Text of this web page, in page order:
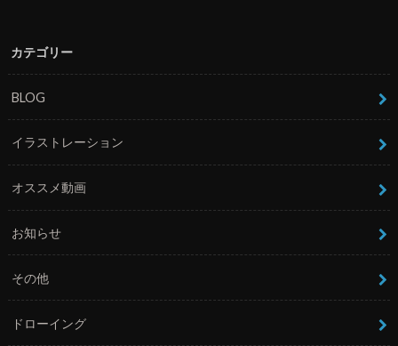
カテゴリー
BLOG
イラストレーション
オススメ動画
お知らせ
その他
ドローイング